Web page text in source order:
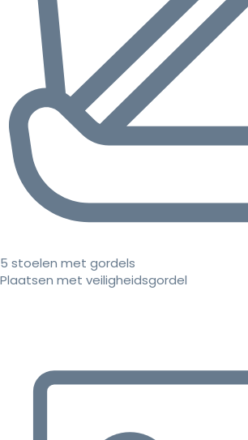
5 stoelen met gordels
Plaatsen met veiligheidsgordel